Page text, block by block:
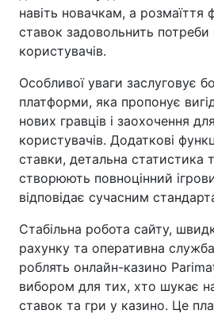
навіть новачкам, а розмаїття
ставок задовольнить потреби
користувачів.
Особливої уваги заслуговує
платформи, яка пропонує
нових гравців і заохочення
користувачів. Додаткові
ставки, детальна статистика
створюють повноцінний
відповідає сучасним
Стабільна робота сайту,
рахунку та оперативна
роблять онлайн-казино
вибором для тих, хто шукає
ставок та гри у казино. Це